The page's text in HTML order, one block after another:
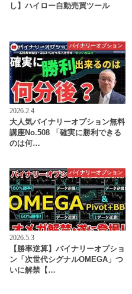
し】ハイロー自動売買ツール
バイナリーオプション
2026.2.4
大人気バイナリーオプション無料
講座No.508 「確実に勝利できる
のは何…
バイナリーオプション
2026.5.3
【勝率逆算】バイナリーオプショ
ン「次世代シグナルOMEGA」つ
いに解禁【…